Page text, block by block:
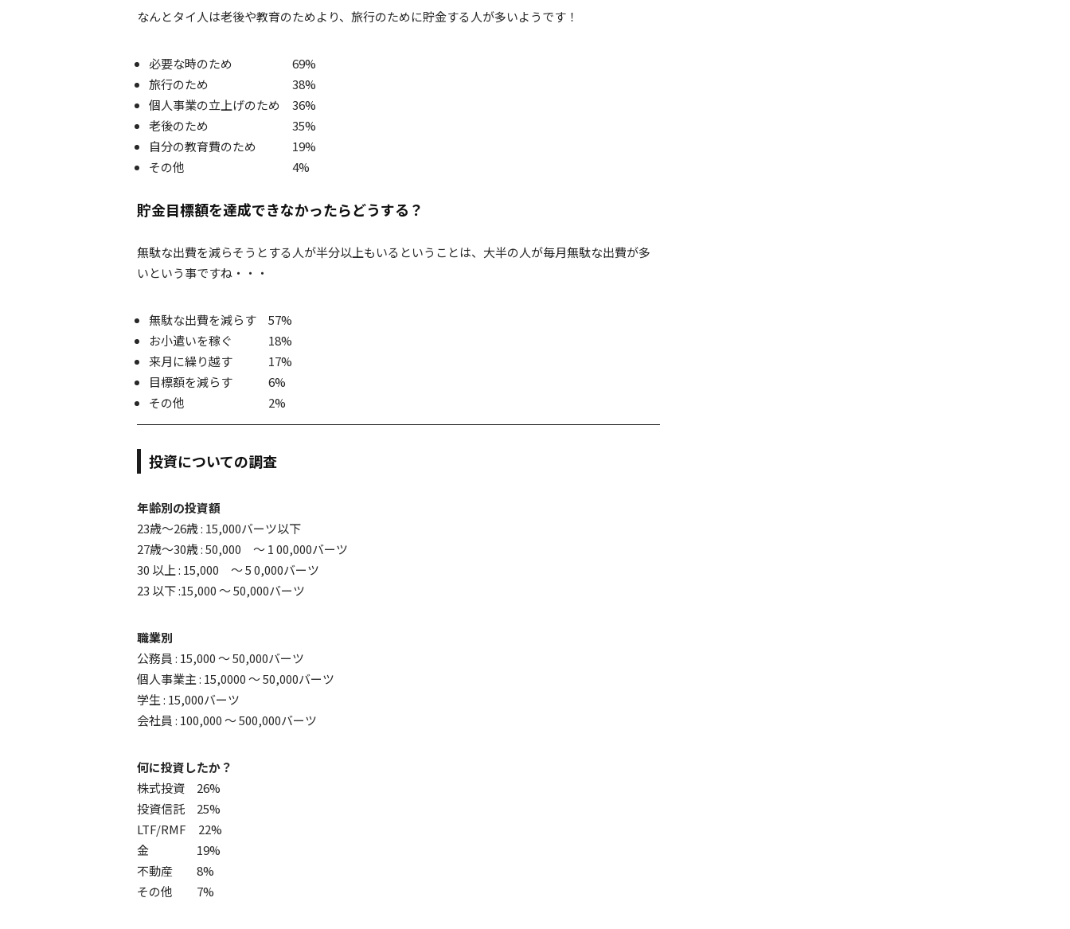
なんとタイ人は老後や教育のためより、旅行のために貯金する人が多いようです！
必要な時のため 69%
旅行のため 38%
個人事業の立上げのため 36%
老後のため 35%
自分の教育費のため 19%
その他 4%
貯金目標額を達成できなかったらどうする？
無駄な出費を減らそうとする人が半分以上もいるということは、大半の人が毎月無駄な出費が多
いという事ですね・・・
無駄な出費を減らす 57%
お小遣いを稼ぐ 18%
来月に繰り越す 17%
目標額を減らす 6%
その他 2%
投資についての調査
年齢別の投資額
23歳～26歳 : 15,000バーツ以下
27歳～30歳 : 50,000 ～ 1 00,000バーツ
30 以上 : 15,000 ～ 5 0,000バーツ
23 以下 :15,000 ～ 50,000バーツ
職業別
公務員 : 15,000 ～ 50,000バーツ
個人事業主 : 15,0000 ～ 50,000バーツ
学生 : 15,000バーツ
会社員 : 100,000 ～ 500,000バーツ
何に投資したか？
株式投資 26%
投資信託 25%
LTF/RMF 22%
金 19%
不動産 8%
その他 7%